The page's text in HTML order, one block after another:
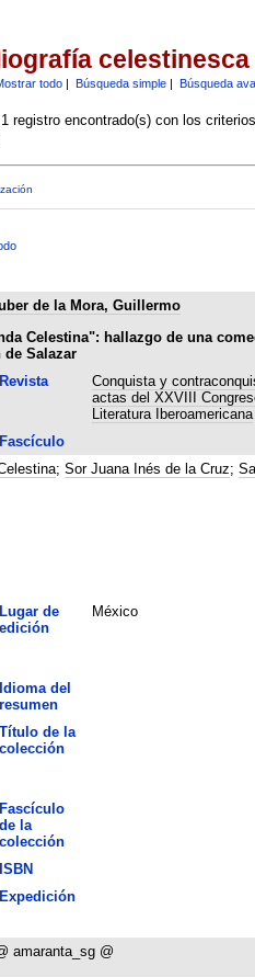
celestinesca
todo| Búsqueda simple| Búsqueda
registro encontrado(s) con los
de la Mora, Guillermo
Celestina": hallazgo de una
Salazar
Revista
Conquista y
actas del XXVIII
Literatura Iberoamericana
Fascículo
; Sor Juana Inés de la Cruz;
Lugar de
edición
México
Idioma del
resumen
Título de la
colección
Fascículo
de la
colección
ISBN
Expedición
amaranta_sg @